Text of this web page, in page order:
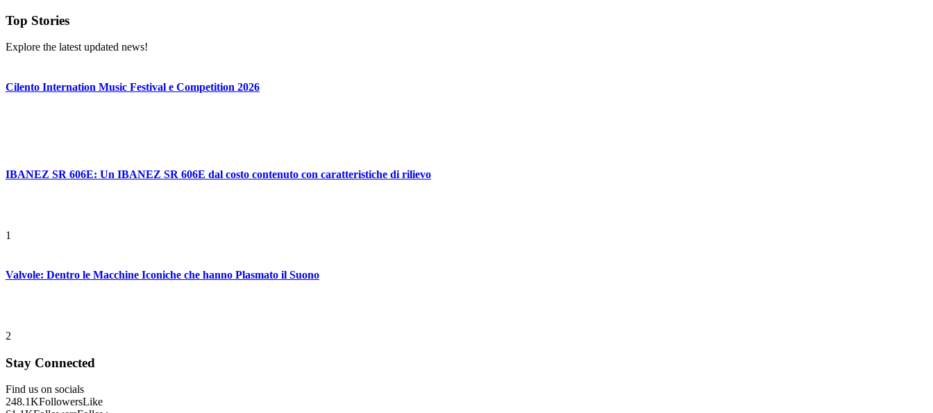
Top Stories
Explore the latest updated news!
Cilento Internation Music Festival e Competition 2026
IBANEZ SR 606E: Un IBANEZ SR 606E dal costo contenuto con caratteristiche di rilievo
1
Valvole: Dentro le Macchine Iconiche che hanno Plasmato il Suono
2
Stay Connected
Find us on socials
248.1KFollowersLike